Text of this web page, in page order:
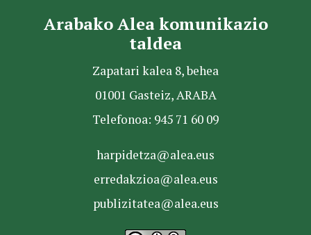
Arabako Alea komunikazio
taldea
Zapatari kalea 8, behea
01001 Gasteiz, ARABA
Telefonoa: 945 71 60 09
harpidetza@alea.eus
erredakzioa@alea.eus
publizitatea@alea.eus